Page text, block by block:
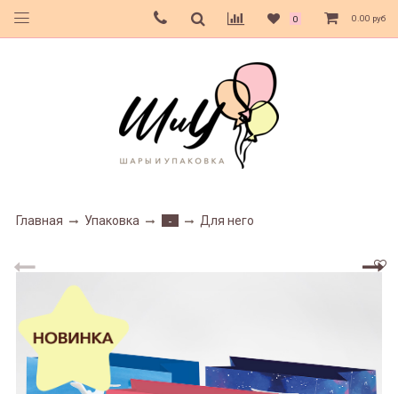
0 0.00 руб
Главная Упаковка - Для него